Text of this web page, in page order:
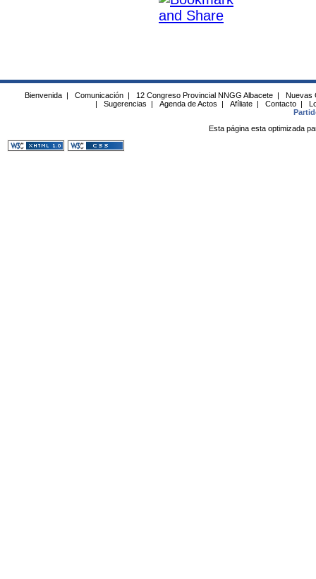
Bienvenida | Comunicación | 12 Congreso Provincial NNGG Albacete |
Nuevas
|
Sugerencias | Agenda de Actos | Afíliate | Contacto |
Esta página esta optimizada